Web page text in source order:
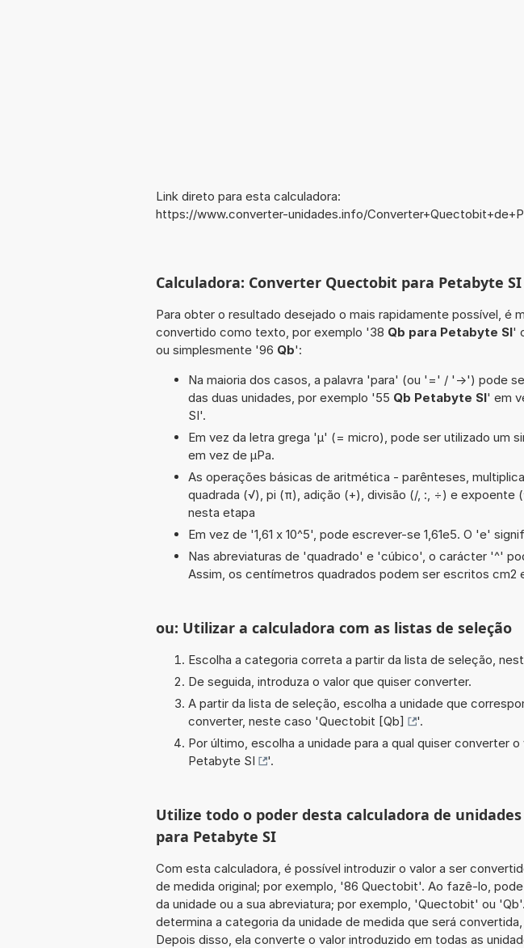
Link direto para esta calculadora:
https://www.converter-unidades.info/
Calculadora: Converter Quectobit para Petabyte
Para obter o resultado desejado o mais rapidamente possível, é
convertido como texto, por exemplo '38 Qb para Petabyte SI'
ou simplesmente '96 Qb':
Na maioria dos casos, a palavra 'para' (ou '=' / '->') pode
das duas unidades, por exemplo '55 Qb Petabyte SI' em
SI'.
Em vez da letra grega 'µ' (= micro), pode ser utilizado um
em vez de µPa.
As operações básicas de aritmética - parênteses,
quadrada (√), pi (π), adição (+), divisão (/, :, ÷) e expoente
nesta etapa
Em vez de '1,61 x 10^5', pode escrever-se 1,61e5. O 'e'
Nas abreviaturas de 'quadrado' e 'cúbico', o carácter '^'
Assim, os centímetros quadrados podem ser escritos cm2
ou: Utilizar a calculadora com as listas de seleção
Escolha a categoria correta a partir da lista de seleção,
De seguida, introduza o valor que quiser converter.
A partir da lista de seleção, escolha a unidade que
converter, neste caso 'Quectobit [Qb]
'.
Por último, escolha a unidade para a qual quiser converter
Petabyte SI
'.
Utilize todo o poder desta calculadora de
para Petabyte SI
Com esta calculadora, é possível introduzir o valor a ser
de medida original; por exemplo, '86 Quectobit'. Ao fazê-lo,
da unidade ou a sua abreviatura; por exemplo, 'Quectobit' ou
determina a categoria da unidade de medida que será
Depois disso, ela converte o valor introduzido em todas as